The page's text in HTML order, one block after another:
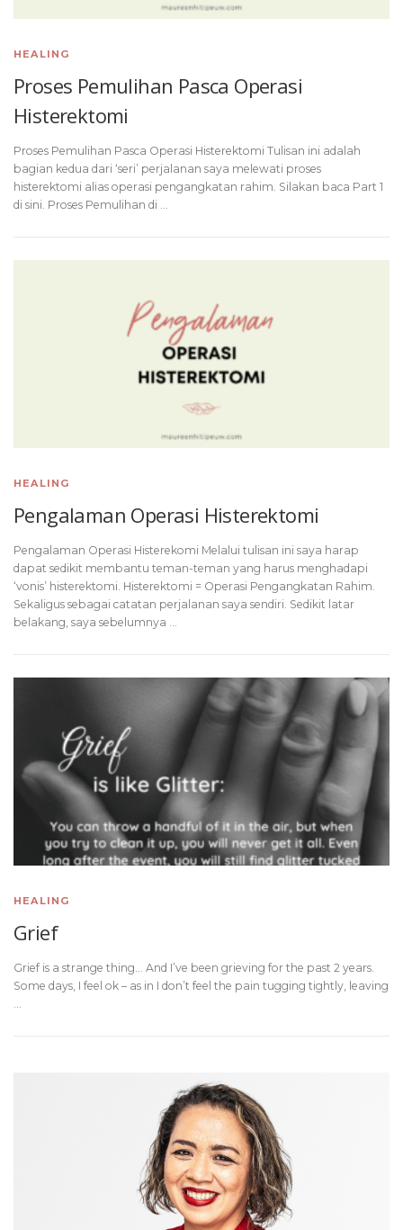
HEALING
Proses Pemulihan Pasca Operasi
Histerektomi
Proses Pemulihan Pasca Operasi Histerektomi Tulisan ini adalah
bagian kedua dari ‘seri’ perjalanan saya melewati proses
histerektomi alias operasi pengangkatan rahim. Silakan baca Part 1
di sini. Proses Pemulihan di …
HEALING
Pengalaman Operasi Histerektomi
Pengalaman Operasi Histerekomi Melalui tulisan ini saya harap
dapat sedikit membantu teman-teman yang harus menghadapi
‘vonis’ histerektomi. Histerektomi = Operasi Pengangkatan Rahim.
Sekaligus sebagai catatan perjalanan saya sendiri. Sedikit latar
belakang, saya sebelumnya …
HEALING
Grief
Grief is a strange thing… And I’ve been grieving for the past 2 years.
Some days, I feel ok – as in I don’t feel the pain tugging tightly, leaving
…